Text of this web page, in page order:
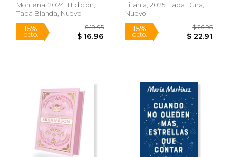
15%
dcto. $ 19.51 dcto. $
Montena, 2024, 1 Edición,
Tapa Blanda, Nuevo
Titania, 2025, Tapa Dura,
Nuevo